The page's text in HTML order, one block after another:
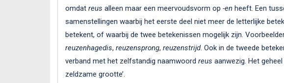
omdat reus alleen maar een meervoudsvorm op -en heeft. Een
samenstellingen waarbij het eerste deel niet meer de letterlijke
betekent, of waarbij de twee betekenissen mogelijk zijn.
reuzenhagedis, reuzensprong, reuzenstrijd. Ook in de tweede
verband met het zelfstandig naamwoord reus aanwezig. Het
zeldzame grootte’.